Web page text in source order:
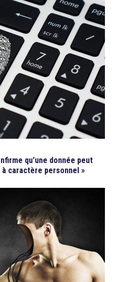
qu’une donnée peut
caractère personnel »